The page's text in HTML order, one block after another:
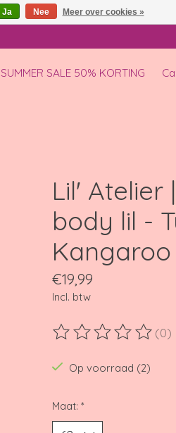
SUMMER SALE 50% KORTING
Lil' Atelier
body lil -
Kangaroo
€19,99
Incl. btw
De beoordeling van(0)
Op voorraad (2)
Maat: *
Ja Nee Meer over cookies »